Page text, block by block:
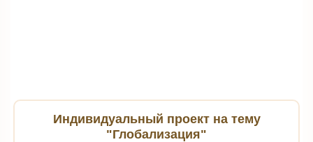
Индивидуальный проект на тему
"Глобализация"